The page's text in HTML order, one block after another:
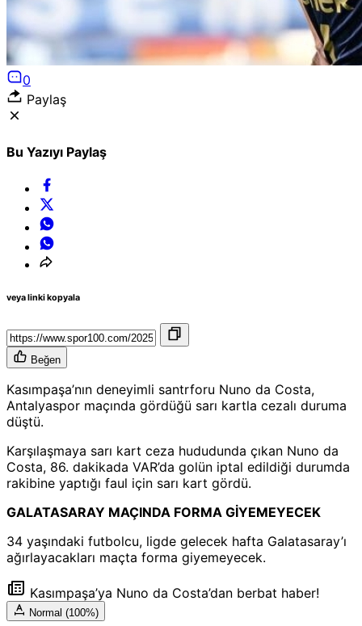
0
Paylaş
Bu Yazıyı Paylaş
veya linki kopyala
Beğen
Kasımpaşa’nın deneyimli santrforu Nuno da Costa,
Antalyaspor maçında gördüğü sarı kartla cezalı duruma
düştü.
Karşılaşmaya sarı kart ceza hududunda çıkan Nuno da
Costa, 86. dakikada VAR’da golün iptal edildiği durumda
rakibine yaptığı faul için sarı kart gördü.
GALATASARAY MAÇINDA FORMA GİYEMEYECEK
34 yaşındaki futbolcu, ligde gelecek hafta Galatasaray’ı
ağırlayacakları maçta forma giyemeyecek.
Kasımpaşa’ya Nuno da Costa’dan berbat haber!
Normal (100%)